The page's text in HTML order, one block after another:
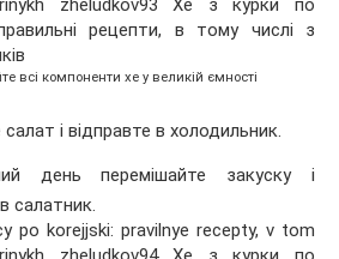
всі компоненти хе у великій ємності
і відправте в холодильник.
день перемішайте закуску і
салатник.